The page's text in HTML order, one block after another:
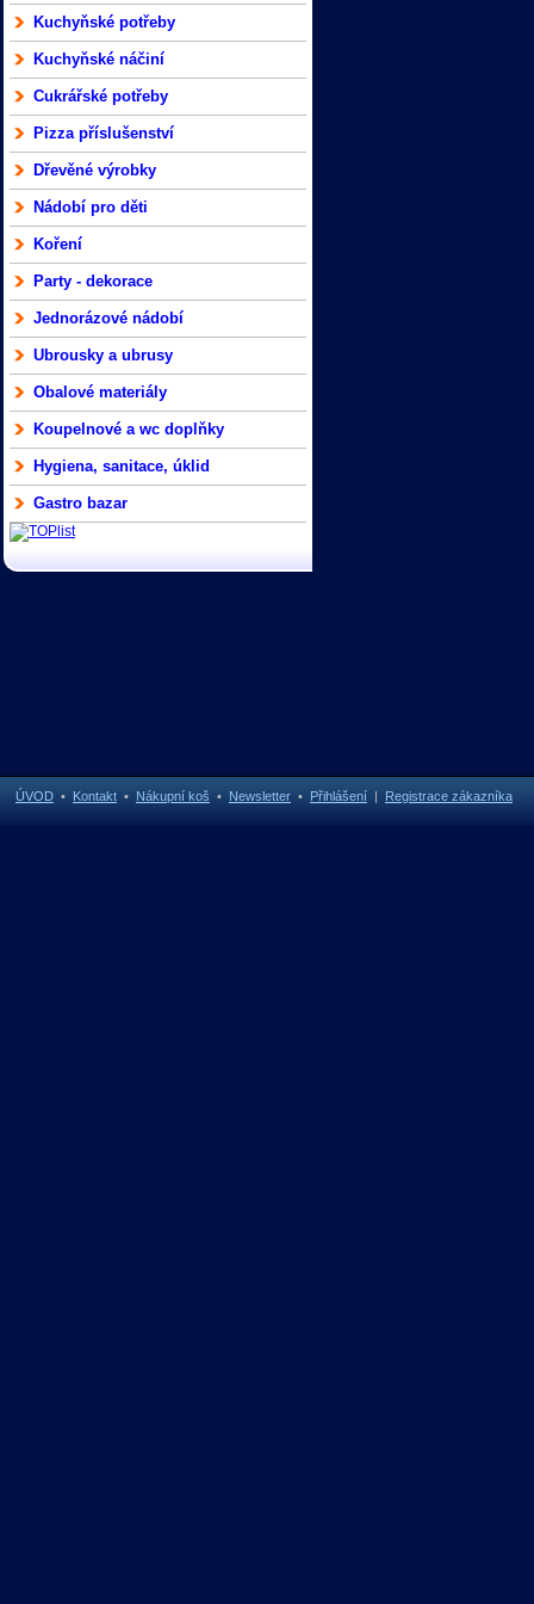
Kuchyňské potřeby
Kuchyňské náčiní
Cukrářské potřeby
Pizza příslušenství
Dřevěné výrobky
Nádobí pro děti
Koření
Party - dekorace
Jednorázové nádobí
Ubrousky a ubrusy
Obalové materiály
Koupelnové a wc doplňky
Hygiena, sanitace, úklid
Gastro bazar
ÚVOD • Kontakt • Nákupní koš • Newsletter • Přihlášení | Registrace zákazníka